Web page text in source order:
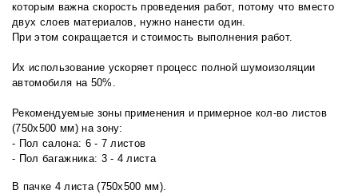
которым важна скорость проведения работ, потому что вместо
двух слоев материалов, нужно нанести один.
При этом сокращается и стоимость выполнения работ.
Их использование ускоряет процесс полной шумоизоляции
автомобиля на 50%.
Рекомендуемые зоны применения и примерное кол-во листов
(750х500 мм) на зону:
- Пол салона: 6 - 7 листов
- Пол багажника: 3 - 4 листа
В пачке 4 листа (750х500 мм).